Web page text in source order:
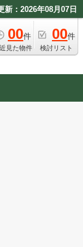
新：2026年08月07日
00件
見た物件
00件
検討リスト